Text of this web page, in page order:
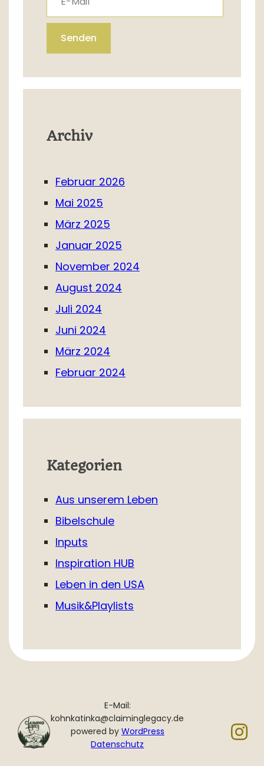
Senden
Archiv
Februar 2026
Mai 2025
März 2025
Januar 2025
November 2024
August 2024
Juli 2024
Juni 2024
März 2024
Februar 2024
Kategorien
Aus unserem Leben
Bibelschule
Inputs
Inspiration HUB
Leben in den USA
Musik&Playlists
E-Mail:
kohnkatinka@claiminglegacy.de
powered by WordPress
Datenschutz